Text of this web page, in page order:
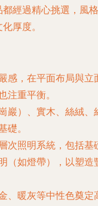
經過精心挑選，風格
厚度。
感，在平面布局與立
注重平衡。
巖）、實木、絲絨、
礎。
次照明系統，包括基
（如燈帶），以塑造
、暖灰等中性色奠定